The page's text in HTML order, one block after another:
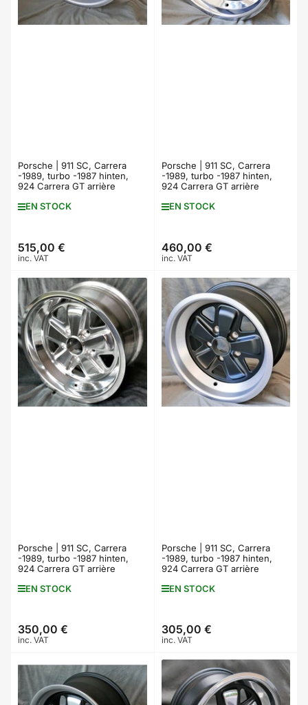
Porsche | 911 SC, Carrera
-1989, turbo -1987 hinten,
924 Carrera GT arrière
EN STOCK
Prix
515,00 €
inc. VAT
Porsche | 911 SC, Carrera
-1989, turbo -1987 hinten,
924 Carrera GT arrière
EN STOCK
Prix
460,00 €
inc. VAT
Porsche | 911 SC, Carrera
-1989, turbo -1987 hinten,
924 Carrera GT arrière
EN STOCK
Prix
350,00 €
inc. VAT
Porsche | 911 SC, Carrera
-1989, turbo -1987 hinten,
924 Carrera GT arrière
EN STOCK
Prix
305,00 €
inc. VAT